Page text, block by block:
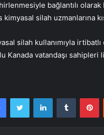
bağlantılı
silah uzmanlarına
silah kullanımıyla
Kanada vatandaşı sahipleri
FacebookTwitter LinkedInTumblr